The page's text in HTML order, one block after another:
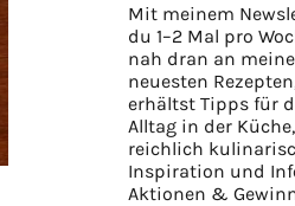
Mit meinem
du 1–2 Mal pro
nah dran an
neuesten
erhältst Tipps für
Alltag in der Küche,
reichlich
Inspiration und
Aktionen &